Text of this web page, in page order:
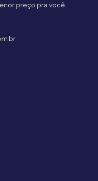
preço pra você.